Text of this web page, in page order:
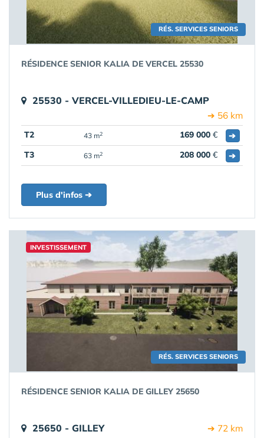
RÉS. SERVICES SENIORS
RÉSIDENCE SENIOR KALIA DE VERCEL 25530
25530 - VERCEL-VILLEDIEU-LE-CAMP
➔ 56 km
T2 43 m2 169 000 €
➔
T3
63 m2 208 000 € ➔
Plus d'infos ➔
RÉS. SERVICES SENIORS
INVESTISSEMENT
RÉSIDENCE SENIOR KALIA DE GILLEY 25650
25650 - GILLEY ➔ 72 km